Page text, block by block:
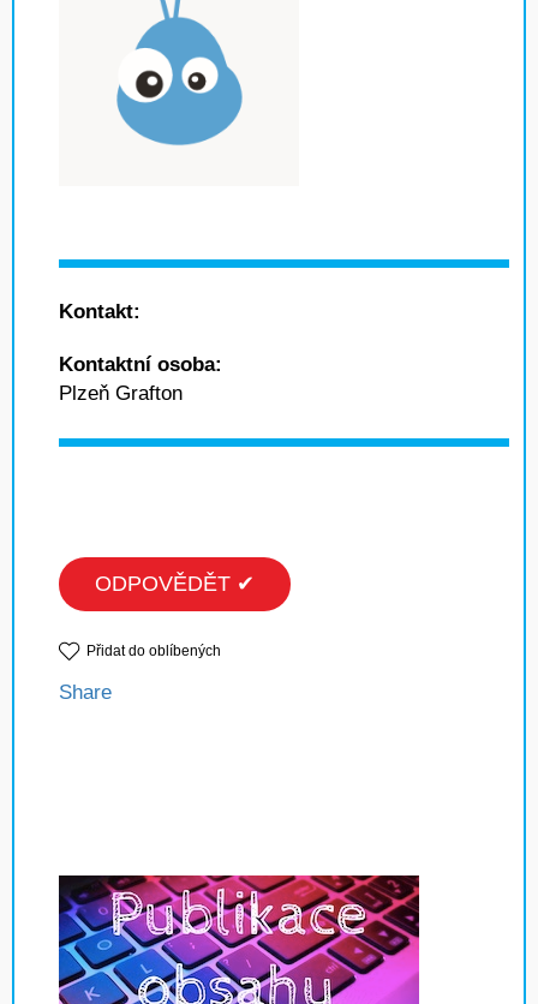
Kontakt:
Kontaktní osoba:
Plzeň Grafton
ODPOVĚDĚT ✔
Přidat do oblíbených
Share